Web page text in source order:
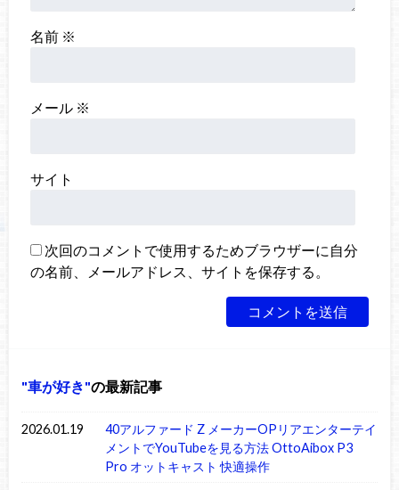
名前 ※
メール ※
サイト
次回のコメントで使用するためブラウザーに自分
の名前、メールアドレス、サイトを保存する。
車が好き の最新記事
2026.01.19
40アルファード Z メーカーOPリアエンターテイ
メントでYouTubeを見る方法 OttoAibox P3
Pro オットキャスト 快適操作